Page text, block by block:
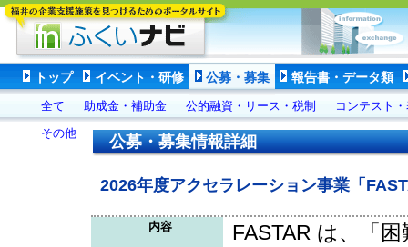
トップ イベント・研修 公募・募集 報告書・データ類
全て 助成金・補助金 公的融資・リース・税制
コンテスト
その他
公募・募集情報詳細
2026年度アクセラレーション事業「
内容
FASTAR は、「